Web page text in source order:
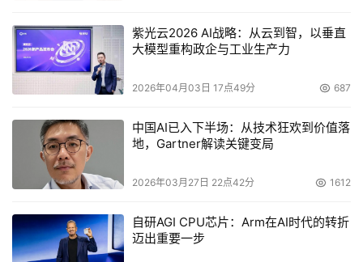
享、探讨AI端侧技术与应用的现状、趋势与展望，见证22
家企业联合发布全栈昇腾端侧推理产品与DeepSeek结合的
创新解决方案集。与会嘉宾认为，DeepSeek现象将带来更
通过开源开放和产业生态的发展，加快边端侧智能体发展和
落地更多的行业场景。
AI+互联网行业应用分论坛以“AI+,共创行业新价值”为主
等方向展开讨论，深入剖析AI对互联网细分领域的重构逻
辑，助推互联网产业新技术商业化落地。
紫光云2026 AI战略：从云到智，以垂直
大模型重构政企与工业生产力
2026年04月03日 17点49分 687
中国AI已入下半场：从技术狂欢到价值落
地，Gartner解读关键变局
2026年03月27日 22点42分 1612
自研AGI CPU芯片：Arm在AI时代的转折
迈出重要一步